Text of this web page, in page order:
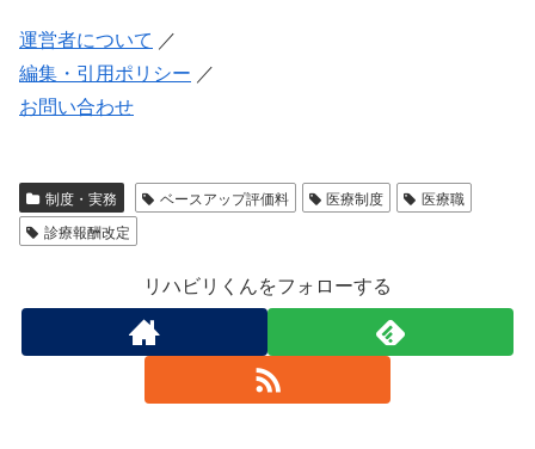
運営者について ／
編集・引用ポリシー ／
お問い合わせ
制度・実務 ベースアップ評価料 医療制度
医療職
診療報酬改定
リハビリくんをフォローする